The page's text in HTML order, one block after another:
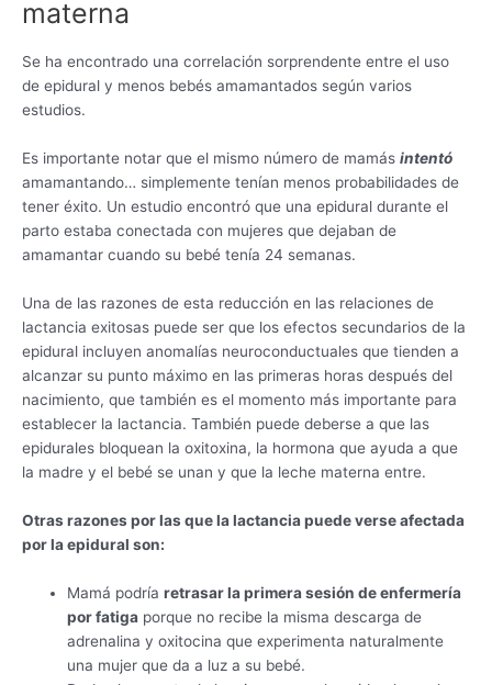
materna
Se ha encontrado una correlación sorprendente entre el uso
de epidural y menos bebés amamantados según varios
estudios.
Es importante notar que el mismo número de mamás intentó
amamantando… simplemente tenían menos probabilidades de
tener éxito. Un estudio encontró que una epidural durante el
parto estaba conectada con mujeres que dejaban de
amamantar cuando su bebé tenía 24 semanas.
Una de las razones de esta reducción en las relaciones de
lactancia exitosas puede ser que los efectos secundarios de la
epidural incluyen anomalías neuroconductuales que tienden a
alcanzar su punto máximo en las primeras horas después del
nacimiento, que también es el momento más importante para
establecer la lactancia. También puede deberse a que las
epidurales bloquean la oxitoxina, la hormona que ayuda a que
la madre y el bebé se unan y que la leche materna entre.
Otras razones por las que la lactancia puede verse afectada
por la epidural son:
Mamá podríaretrasar la primera sesión de enfermería
por fatiga porque no recibe la misma descarga de
adrenalina y oxitocina que experimenta naturalmente
una mujer que da a luz a su bebé.